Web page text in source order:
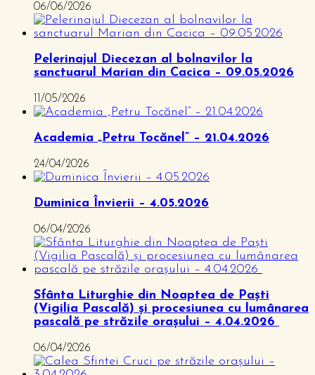
06/06/2026
Pelerinajul Diecezan al bolnavilor la
sanctuarul Marian din Cacica – 09.05.2026
11/05/2026
Academia „Petru Tocănel” – 21.04.2026
24/04/2026
Duminica Învierii – 4.05.2026
06/04/2026
Sfânta Liturghie din Noaptea de Paști
(Vigilia Pascală) și procesiunea cu lumânarea
pascală pe străzile orașului – 4.04.2026
06/04/2026